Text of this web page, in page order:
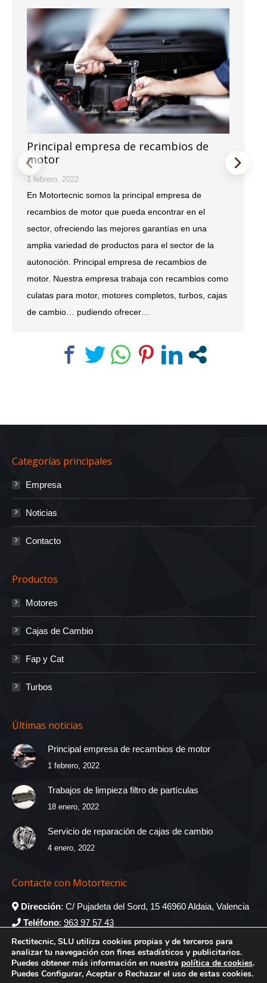
Principal empresa de recambios de
motor
1 febrero, 2022
En Motortecnic somos la principal empresa de
recambios de motor que pueda encontrar en el
sector, ofreciendo las mejores garantías en una
amplia variedad de productos para el sector de la
autonoción. Principal empresa de recambios de
motor. Nuestra empresa trabaja con recambios como
culatas para motor, motores completos, turbos, cajas
de cambio… pudiendo ofrecer…
Categorías principales
Empresa
Noticias
Contacto
Productos
Motores
Cajas de Cambio
Fap y Cat
Turbos
Últimas noticias
Principal empresa de recambios de motor
1 febrero, 2022
Trabajos de limpieza filtro de partículas
18 enero, 2022
Servicio de reparación de cajas de cambio
4 enero, 2022
Contacte con Motortecnic
Dirección: C/ Pujadeta del Sord, 15 46960 Aldaia, Valencia
Teléfono: 963 97 57 43
recambios@rectitecnic.com
administracion@rectitecnic.com
Encuéntranos en:
Rectitecnic, SLU utiliza cookies propias y de terceros para
analizar tu navegación con fines estadísticos y publicitarios.
Puedes obtener más información en nuestra política de cookies.
Puedes Configurar, Aceptar o Rechazar el uso de estas cookies.